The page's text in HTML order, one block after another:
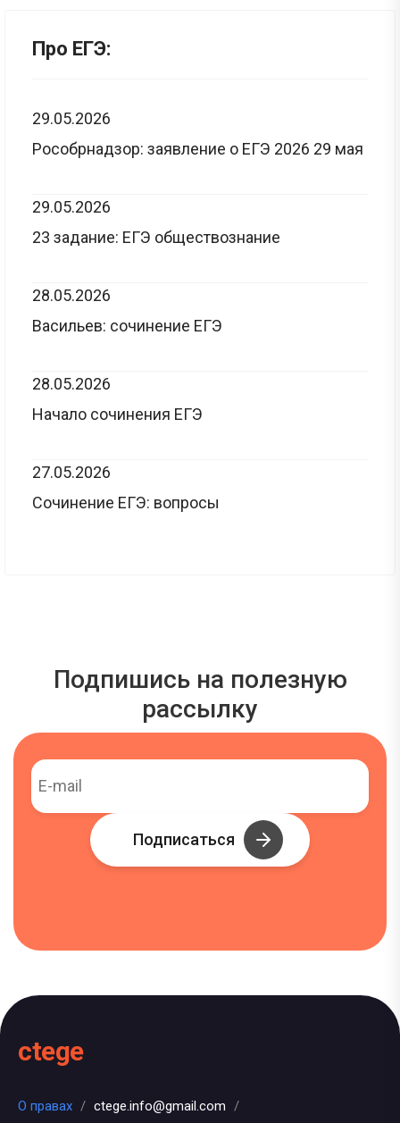
Про ЕГЭ:
29.05.2026
Рособрнадзор: заявление о ЕГЭ 2026 29 мая
29.05.2026
23 задание: ЕГЭ обществознание
28.05.2026
Васильев: сочинение ЕГЭ
28.05.2026
Начало сочинения ЕГЭ
27.05.2026
Сочинение ЕГЭ: вопросы
Подпишись на полезную
рассылку
Подписаться
ctege
О правах / ctege.info@gmail.com /